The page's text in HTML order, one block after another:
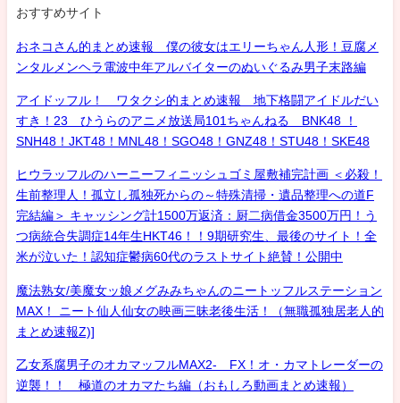
おすすめサイト
おネコさん的まとめ速報 僕の彼女はエリーちゃん人形！豆腐メ
ンタルメンヘラ電波中年アルバイターのぬいぐるみ男子末路編
アイドッフル！ ワタクシ的まとめ速報 地下格闘アイドルだい
すき！23 ひうらのアニメ放送局101ちゃんねる BNK48 ！
SNH48！JKT48！MNL48！SGO48！GNZ48！STU48！SKE48
ヒウラッフルのハーニーフィニッシュゴミ屋敷補完計画 ＜必殺！
生前整理人！孤立し孤独死からの～特殊清掃・遺品整理への道F
完結編＞ キャッシング計1500万返済：厨二病借金3500万円！う
つ病統合失調症14年生HKT46！！9期研究生、最後のサイト！全
米が泣いた！認知症鬱病60代のラストサイト絶賛！公開中
魔法熟女/美魔女ッ娘メグみみちゃんのニートッフルステーション
MAX！ ニート仙人仙女の映画三昧老後生活！（無職孤独居老人的
まとめ速報Z)]
乙女系腐男子のオカマッフルMAX2- FX！オ・カマトレーダーの
逆襲！！ 極道のオカマたち編（おもしろ動画まとめ速報）